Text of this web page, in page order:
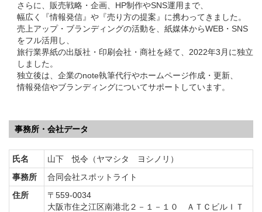
さらに、販売戦略・企画、HP制作やSNS運用まで、
幅広く『情報発信』や『売り方の提案』に携わってきました。
売上アップ・ブランディングの活動を、紙媒体からWEB・SNS
をフル活用し、
旅行業界紙の出版社・印刷会社・商社を経て、2022年3月に独立
しました。
独立後は、企業のnote執筆代行やホームページ作成・更新、
情報発信やブランディングについてサポートしています。
事務所・会社データ
氏名
山下 悦令（ヤマシタ ヨシノリ）
事務所
合同会社スポットライト
住所
〒559-0034
大阪市住之江区南港北２－１－１０ ＡＴＣビルＩＴ